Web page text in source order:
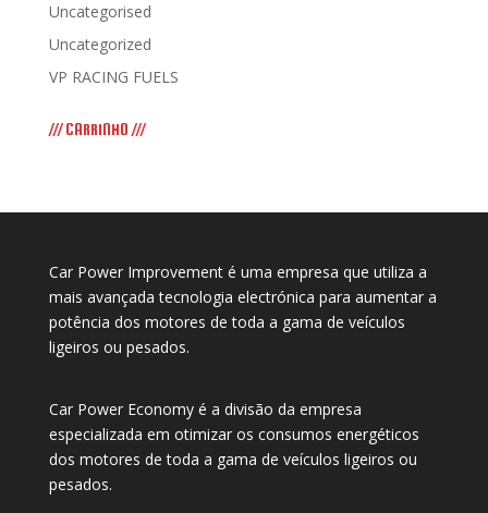
Uncategorised
Uncategorized
VP RACING FUELS
/// CARRINHO ///
Car Power Improvement é uma empresa que utiliza a
mais avançada tecnologia electrónica para aumentar a
potência dos motores de toda a gama de veículos
ligeiros ou pesados.
Car Power Economy é a divisão da empresa
especializada em otimizar os consumos energéticos
dos motores de toda a gama de veículos ligeiros ou
pesados.